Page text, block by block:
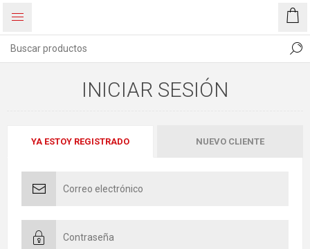
INICIAR SESIÓN
YA ESTOY REGISTRADO NUEVO CLIENTE